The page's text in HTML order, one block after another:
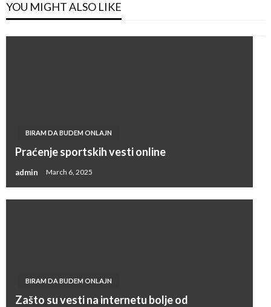
YOU MIGHT ALSO LIKE
BIRAM DA BUDEM ONLAJN
Praćenje sportskih vesti online
admin March 6, 2025
BIRAM DA BUDEM ONLAJN
Zašto su vesti na internetu bolje od